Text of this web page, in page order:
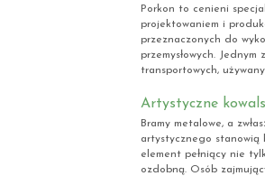
Porkon to cenieni
projektowaniem i
przeznaczonych do
przemysłowych.
transportowych,
Artystyczne
Bramy metalowe, a
artystycznego stanowią
element pełniący nie
ozdobną. Osób